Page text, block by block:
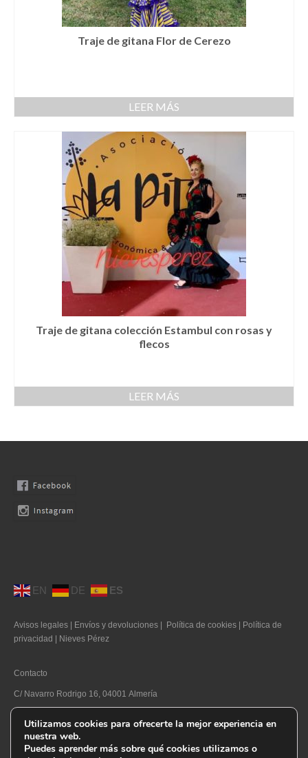
Complementos
Abanicos
Carteras
Cestas
Cinturones
Colgantes
Collares y gargantillas
Conjunto de sombrero y cesta a juego
Coronas
Cuellos
Estolas
Pamelas
Pañuelos
Pulseras
Puños
Moda flamenca
Traje de gitana Flor de Cerezo
LEER MÁS
Traje de gitana colección Estambul con rosas y
flecos
LEER MÁS
EN DE ES
Avisos legales | Envíos y devoluciones | Política de cookies | Política de
privacidad | Nieves Pérez
Contacto
C/ Navarro Rodrigo 16, 04001 Almería
E-mail. info@nievesperez.com
Utilizamos cookies para ofrecerte la mejor experiencia en
nuestra web.
Puedes aprender más sobre qué cookies utilizamos o